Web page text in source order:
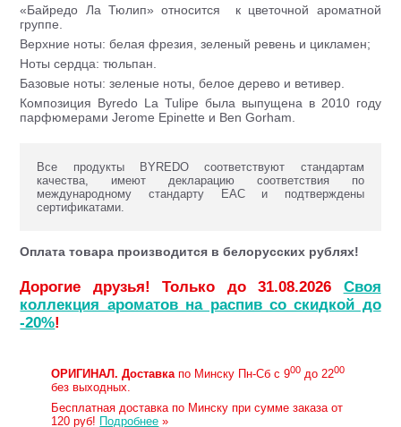
«Байредо Ла Тюлип» относится к цветочной ароматной
группе.
Верхние ноты: белая фрезия, зеленый ревень и цикламен;
Ноты сердца: тюльпан.
Базовые ноты: зеленые ноты, белое дерево и ветивер.
Композиция Byredo La Tulipe была выпущена в 2010 году
парфюмерами Jerome Epinette и Ben Gorham.
Все продукты BYREDO соответствуют стандартам
качества, имеют декларацию соответствия по
международному стандарту ЕАС и подтверждены
сертификатами.
Оплата товара производится в белорусских рублях!
Дорогие друзья! Только до 31.08.2026 Своя
коллекция ароматов на распив со скидкой до
-20%!
ОРИГИНАЛ. Доставкапо Минску Пн-Сб с 900 до 2200
без выходных.
Бесплатная доставка по Минску при сумме заказа от
120 руб! Подробнее »